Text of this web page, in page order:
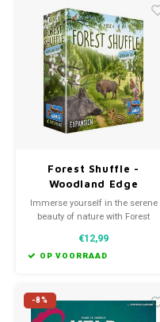
price point.
Forest Shuffle -
Woodland Edge
expansion (EN)
Immerse yourself in the serene
beauty of nature with Forest
€12,99
OP VOORRAAD
-8%